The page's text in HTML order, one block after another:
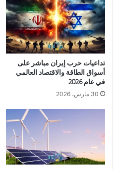
تداعيات حرب إيران مباشر على
أسواق الطاقة والاقتصاد العالمي
في عام 2026
30 مارس، 2026